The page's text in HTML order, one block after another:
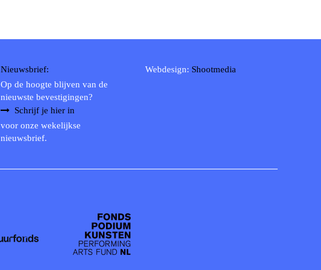
Nieuwsbrief:
Op de hoogte blijven van de
nieuwste bevestigingen?
Schrijf je hier in
voor onze wekelijkse
nieuwsbrief.
Webdesign: Shootmedia